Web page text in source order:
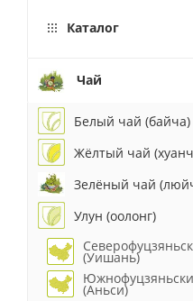
Каталог
Чай
Белый чай (байча)
Жёлтый чай
Зелёный чай
Улун (оолонг)
(Уишань)
(Аньси)